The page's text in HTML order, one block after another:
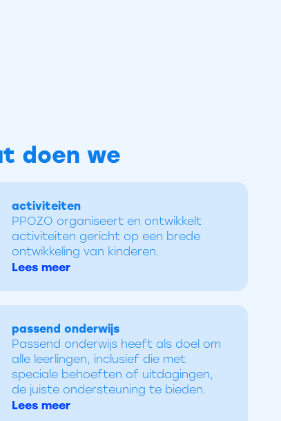
doen we
activiteiten
PPOZO organiseert en ontwikkelt
activiteiten gericht op een brede
ontwikkeling van kinderen.
Lees meer
passend onderwijs
Passend onderwijs heeft als doel om
alle leerlingen, inclusief die met
speciale behoeften of uitdagingen,
de juiste ondersteuning te bieden.
Lees meer